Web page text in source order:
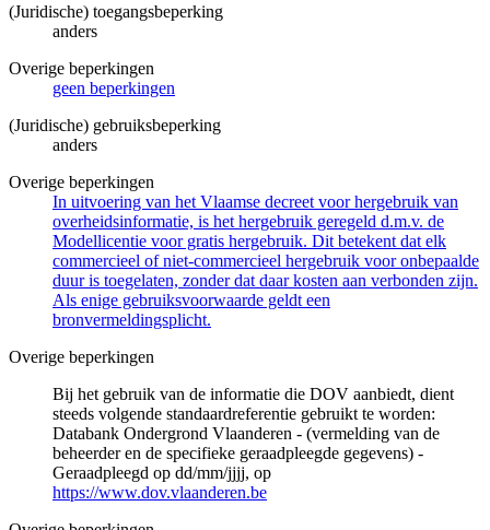
(Juridische) toegangsbeperking
anders
Overige beperkingen
geen beperkingen
(Juridische) gebruiksbeperking
anders
Overige beperkingen
In uitvoering van het Vlaamse decreet voor hergebruik van
overheidsinformatie, is het hergebruik geregeld d.m.v. de
Modellicentie voor gratis hergebruik. Dit betekent dat elk
commercieel of niet-commercieel hergebruik voor onbepaalde
duur is toegelaten, zonder dat daar kosten aan verbonden zijn.
Als enige gebruiksvoorwaarde geldt een
bronvermeldingsplicht.
Overige beperkingen
Bij het gebruik van de informatie die DOV aanbiedt, dient
steeds volgende standaardreferentie gebruikt te worden:
Databank Ondergrond Vlaanderen - (vermelding van de
beheerder en de specifieke geraadpleegde gegevens) -
Geraadpleegd op dd/mm/jjjj, op
https://www.dov.vlaanderen.be